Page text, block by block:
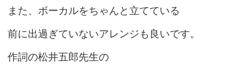
また、ボーカルをちゃんと立てている
前に出過ぎていないアレンジも良いです。
作詞の松井五郎先生の